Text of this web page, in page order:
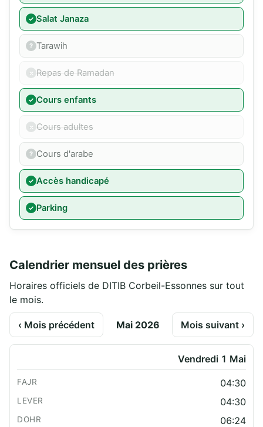
Salat Janaza
Tarawih
Repas de Ramadan
Cours enfants
Cours adultes
Cours d'arabe
Accès handicapé
Parking
Calendrier mensuel des prières
Horaires officiels de DITIB Corbeil-Essonnes sur tout
le mois.
‹ Mois précédent Mai 2026 Mois suivant ›
Vendredi 1 Mai
04:30
04:30
06:24